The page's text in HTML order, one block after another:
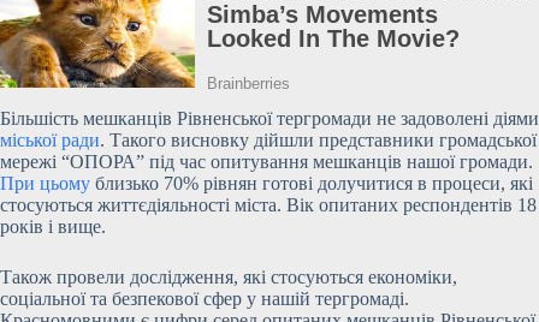
Більшість мешканців Рівненської тергромади не задоволені діями
міської ради. Такого висновку дійшли представники громадської
мережі “ОПОРА” під час опитування мешканців нашої громади.
При цьому близько 70% рівнян готові долучитися в процеси, які
стосуються життєдіяльності міста. Вік опитаних респондентів 18
років і вище.
Також провели дослідження, які стосуються економіки,
соціальної та безпекової сфер у нашій тергромаді.